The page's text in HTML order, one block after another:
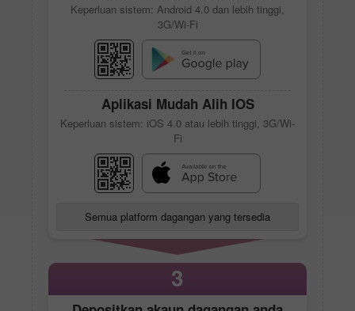
Keperluan sistem: Android 4.0 dan lebih tinggi,
3G/Wi-Fi
Aplikasi Mudah Alih IOS
Keperluan sistem: iOS 4.0 atau lebih tinggi, 3G/Wi-
Fi
Semua platform dagangan yang tersedia
3